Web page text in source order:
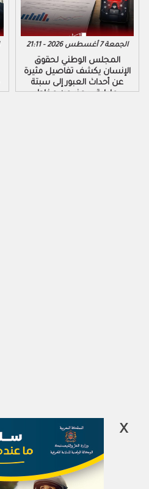
الجمعة 7 أغسطس 2026 - 21:11
المجلس الوطني لحقوق
الإنسان يكشف تفاصيل مثيرة
عن أحداث العبور إلى سبتة
ومليلية ويحذر من مخاطر